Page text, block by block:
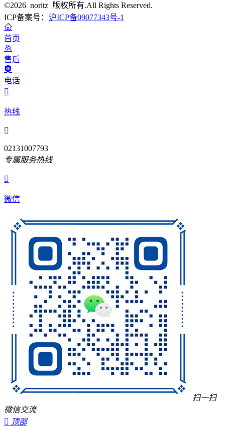
©2026 noritz 版权所有.All Rights Reserved.
ICP备案号： 沪ICP备09077343号-1
首页
售后
电话

热线

02131007793
专属服务热线

微信
扫一扫
微信交流
 顶部